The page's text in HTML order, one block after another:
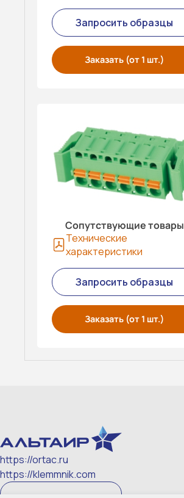
Запросить образцы
Заказать (от 1 шт.)
Сопутствующие товары
Технические
характеристики
Запросить образцы
Заказать (от 1 шт.)
https://ortac.ru
https://klemmnik.com